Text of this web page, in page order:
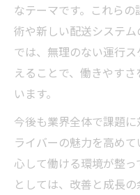
なテーマです。これら
術や新しい配送システ
では、無理のない運行
えることで、働きやす
います。
今後も業界全体で課題
ライバーの魅力を高め
心して働ける環境が整
としては、改善と成長